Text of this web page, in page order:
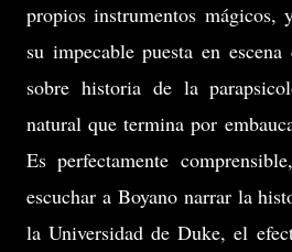
propios instrumentos mágicos,
su impecable puesta en
sobre historia de la
natural que termina por
Es perfectamente
escuchar a Boyano narrar la
la Universidad de Duke, el